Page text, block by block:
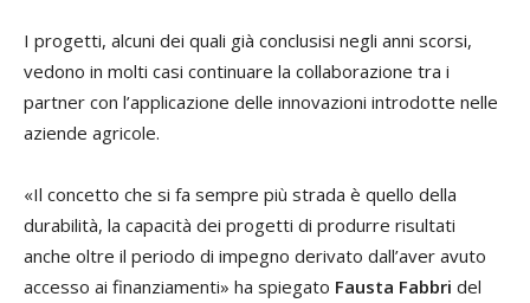
I progetti, alcuni dei quali già conclusisi negli anni scorsi,
vedono in molti casi continuare la collaborazione tra i
partner con l’applicazione delle innovazioni introdotte nelle
aziende agricole.
«Il concetto che si fa sempre più strada è quello della
durabilità, la capacità dei progetti di produrre risultati
anche oltre il periodo di impegno derivato dall’aver avuto
accesso ai finanziamenti» ha spiegato Fausta Fabbri del